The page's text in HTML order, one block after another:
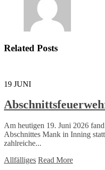
Related Posts
19 JUNI
Am heutigen 19. Juni 2026
Abschnittes Mank in Inning
zahlreiche...
Allfälliges Read More